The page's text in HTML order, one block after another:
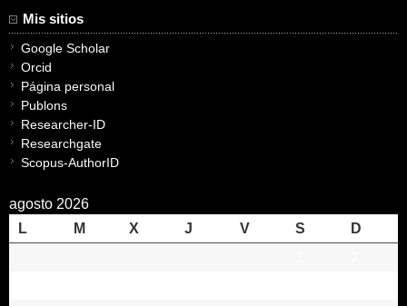
Mis sitios
Google Scholar
Orcid
Página personal
Publons
Researcher-ID
Researchgate
Scopus-AuthorID
agosto 2026
L
M X J V S
D